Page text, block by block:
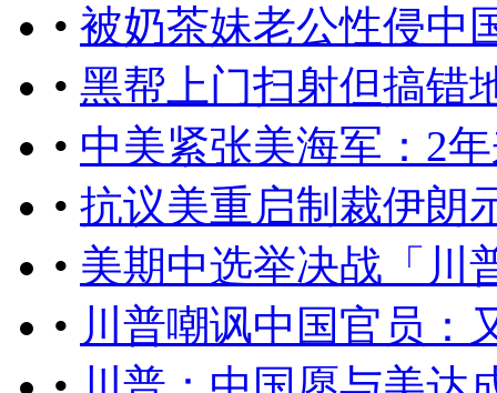
• 被奶茶妹老公性侵中
• 黑帮上门扫射但搞错
• 中美紧张美海军：2
• 抗议美重启制裁伊朗
• 美期中选举决战「川
• 川普嘲讽中国官员：